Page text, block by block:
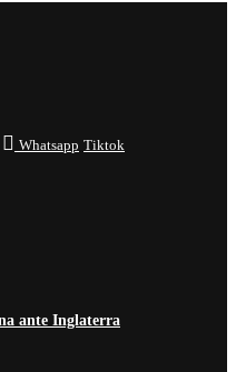
Whatsapp Tiktok
ante Inglaterra